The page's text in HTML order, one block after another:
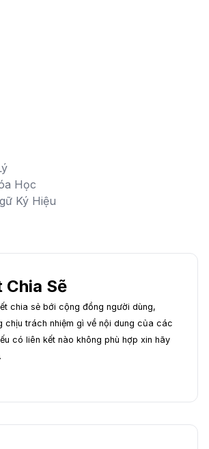
Học
Ký Hiệu
Chia Sẽ
chia sẻ bới cộng đồng người dùng,
chịu trách nhiệm gì về nội dung của các
có liên kết nào không phù hợp xin hãy